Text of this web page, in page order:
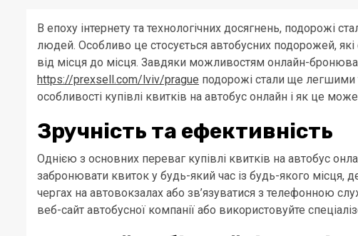
В епоху інтернету та технологічних досягнень, подорожі
людей. Особливо це стосується автобусних подорожей,
від місця до місця. Завдяки можливостям онлайн-
https://prexsell.com/lviv/prague подорожі стали ще легшими
особливості купівлі квитків на автобус онлайн і як це
Зручність та ефективність
Однією з основних переваг купівлі квитків на автобус
забронювати квиток у будь-який час із будь-якого місця,
чергах на автовокзалах або зв’язуватися з телефонною
веб-сайт автобусної компанії або використовуйте